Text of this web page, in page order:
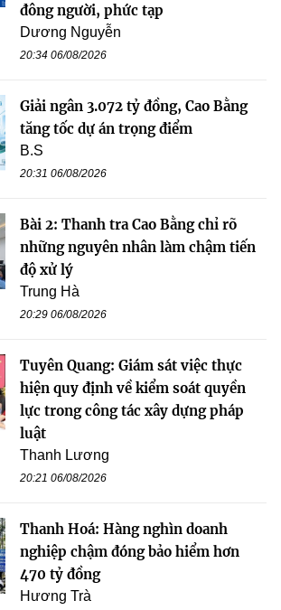
đông người, phức tạp
Dương Nguyễn
20:34 06/08/2026
Giải ngân 3.072 tỷ đồng, Cao Bằng
tăng tốc dự án trọng điểm
B.S
20:31 06/08/2026
Bài 2: Thanh tra Cao Bằng chỉ rõ
những nguyên nhân làm chậm tiến
độ xử lý
Trung Hà
20:29 06/08/2026
Tuyên Quang: Giám sát việc thực
hiện quy định về kiểm soát quyền
lực trong công tác xây dựng pháp
luật
Thanh Lương
20:21 06/08/2026
Thanh Hoá: Hàng nghìn doanh
nghiệp chậm đóng bảo hiểm hơn
470 tỷ đồng
Hương Trà